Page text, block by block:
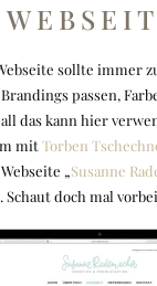
sollte immer
passen,
das kann hier
mitTorben
„Susanne
Schaut doch mal